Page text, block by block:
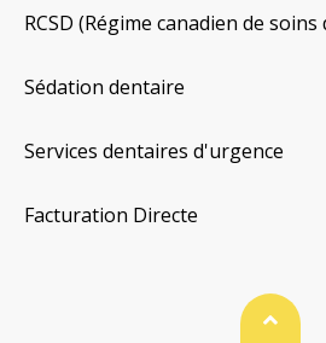
RCSD (Régime canadien de
Sédation dentaire
Services dentaires d'urgence
Facturation Directe